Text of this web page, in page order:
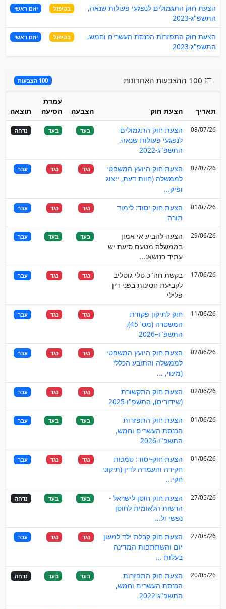
הצעת חוק התגמולים לנפגעי פעולות שנאה,
התשפ"ג-2023
בטיפול יוזם ראשי
הצעת חוק התפזרות הכנסת העשרים וחמש,
התשפ"ג-2023
בטיפול יוזם ראשי
100 הצבעות
תאריך הצעת חוק הצבעה
עמדת
הסיעה
תוצאה
08/07/26
הצעת חוק התגמולים
לנפגעי פעולות שנאה,
התשפ"ג-2022
בעד בעד נדחה
07/07/26
הצעת חוק היועץ המשפטי
לממשלה (חוות דעת, ייצוג
ופיק...
נגד נגד עבר
01/07/26
הצעת חוק-יסוד: לימוד
תורה
נגד נגד עבר
29/06/26
הצעה להביע אי אמון
בממשלה מטעם סיעת יש
עתיד בנושא:...
בעד בעד עבר
17/06/26
בקשת חה"כ טלי גוטליב
לקביעת חסינות בפני דין
פלילי
נגד נגד עבר
11/06/26
חוק לתיקון פקודת
המשטרה (מס' 45),
התשפ"ו–2026
נגד נגד עבר
02/06/26
הצעת חוק היועץ המשפטי
לממשלה והתובע הכללי
(מינוי, ...
נגד נגד עבר
02/06/26
הצעת חוק התקשורת
(שידורים), התשפ"ו-2025
נגד נגד עבר
01/06/26
הצעת חוק התפזרות
הכנסת העשרים וחמש,
התשפ"ו-2026
בעד בעד עבר
01/06/26
הצעת חוק-יסוד: סמכות
חקירה והעמדה לדין (תיקוני
חקי...
נגד נגד עבר
27/05/26
הצעת חוק חוסן לישראל -
הרשות הלאומית לחוסן
נפשי ול...
בעד בעד נדחה
27/05/26
הצעת חוק קבלת ילד למעון
יום והשתתפות המדינה
בעלות ...
נגד נגד עבר
20/05/26
הצעת חוק התפזרות
הכנסת העשרים וחמש,
התשפ"ג-2022
בעד בעד נדחה